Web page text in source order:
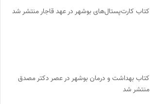
کتاب کارت‌پستال‌های بوشهر در عهد قاجار منتشر شد
کتاب بهداشت و درمان بوشهر در عصر دکتر مصدق
منتشر شد